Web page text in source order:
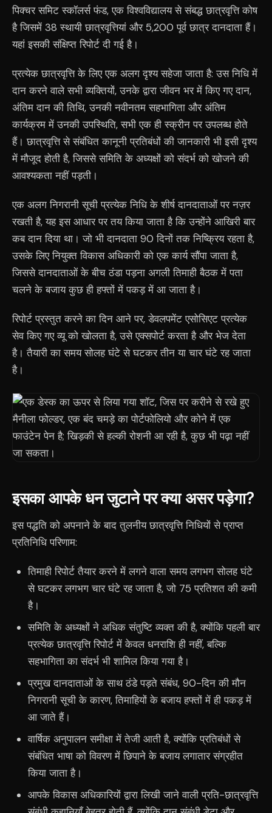
पिक्चर समिट स्कॉलर्स फंड, एक विश्वविद्यालय से संबद्ध छात्रवृत्ति कोष
है जिसमें 38 स्थायी छात्रवृत्तियां और 5,200 पूर्व छात्र दानदाता हैं।
यहां इसकी संक्षिप्त रिपोर्ट दी गई है।
प्रत्येक छात्रवृत्ति के लिए एक अलग दृश्य सहेजा जाता है: उस निधि में
दान करने वाले सभी व्यक्तियों, उनके द्वारा जीवन भर में किए गए दान,
अंतिम दान की तिथि, उनकी नवीनतम सहभागिता और अंतिम
कार्यक्रम में उनकी उपस्थिति, सभी एक ही स्क्रीन पर उपलब्ध होते
हैं। छात्रवृत्ति से संबंधित कानूनी प्रतिबंधों की जानकारी भी इसी दृश्य
में मौजूद होती है, जिससे समिति के अध्यक्षों को संदर्भ को खोजने की
आवश्यकता नहीं पड़ती।
एक अलग निगरानी सूची प्रत्येक निधि के शीर्ष दानदाताओं पर नज़र
रखती है, यह इस आधार पर तय किया जाता है कि उन्होंने आखिरी बार
कब दान दिया था। जो भी दानदाता 90 दिनों तक निष्क्रिय रहता है,
उसके लिए नियुक्त विकास अधिकारी को एक कार्य सौंपा जाता है,
जिससे दानदाताओं के बीच ठंडा पड़ना अगली तिमाही बैठक में पता
चलने के बजाय कुछ ही हफ्तों में पकड़ में आ जाता है।
रिपोर्ट प्रस्तुत करने का दिन आने पर, डेवलपमेंट एसोसिएट प्रत्येक
सेव किए गए व्यू को खोलता है, उसे एक्सपोर्ट करता है और भेज देता
है। तैयारी का समय सोलह घंटे से घटकर तीन या चार घंटे रह जाता
है।
इसका आपके धन जुटाने पर क्या असर पड़ेगा?
इस पद्धति को अपनाने के बाद तुलनीय छात्रवृत्ति निधियों से प्राप्त
प्रतिनिधि परिणाम:
तिमाही रिपोर्ट तैयार करने में लगने वाला समय लगभग सोलह घंटे
से घटकर लगभग चार घंटे रह जाता है, जो 75 प्रतिशत की कमी
है।
समिति के अध्यक्षों ने अधिक संतुष्टि व्यक्त की है, क्योंकि पहली बार
प्रत्येक छात्रवृत्ति रिपोर्ट में केवल धनराशि ही नहीं, बल्कि
सहभागिता का संदर्भ भी शामिल किया गया है।
प्रमुख दानदाताओं के साथ ठंडे पड़ते संबंध, 90-दिन की मौन
निगरानी सूची के कारण, तिमाहियों के बजाय हफ्तों में ही पकड़ में
आ जाते हैं।
वार्षिक अनुपालन समीक्षा में तेजी आती है, क्योंकि प्रतिबंधों से
संबंधित भाषा को विवरण में छिपाने के बजाय लगातार संग्रहीत
किया जाता है।
आपके विकास अधिकारियों द्वारा लिखी जाने वाली प्रति-छात्रवृत्ति